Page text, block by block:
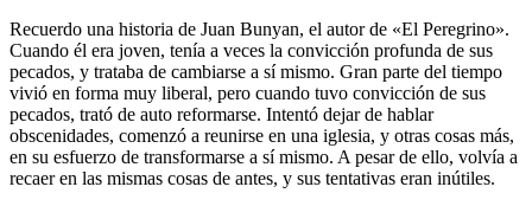
Recuerdo una historia de Juan Bunyan, el autor de «El Peregrino».
Cuando él era joven, tenía a veces la convicción profunda de sus
pecados, y trataba de cambiarse a sí mismo. Gran parte del tiempo
vivió en forma muy liberal, pero cuando tuvo convicción de sus
pecados, trató de auto reformarse. Intentó dejar de hablar
obscenidades, comenzó a reunirse en una iglesia, y otras cosas más,
en su esfuerzo de transformarse a sí mismo. A pesar de ello, volvía a
recaer en las mismas cosas de antes, y sus tentativas eran inútiles.